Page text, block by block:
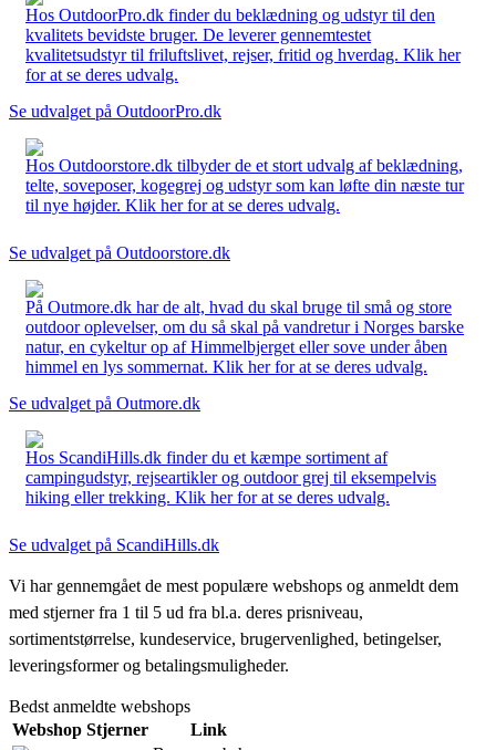
Hos OutdoorPro.dk finder du beklædning og udstyr til den
kvalitets bevidste bruger. De leverer gennemtestet
kvalitetsudstyr til friluftslivet, rejser, fritid og hverdag. Klik her
for at se deres udvalg.
Se udvalget på OutdoorPro.dk
Hos Outdoorstore.dk tilbyder de et stort udvalg af beklædning,
telte, soveposer, kogegrej og udstyr som kan løfte din næste tur
til nye højder. Klik her for at se deres udvalg.
Se udvalget på Outdoorstore.dk
På Outmore.dk har de alt, hvad du skal bruge til små og store
outdoor oplevelser, om du så skal på vandretur i Norges barske
natur, en cykeltur op af Himmelbjerget eller sove under åben
himmel en lys sommernat. Klik her for at se deres udvalg.
Se udvalget på Outmore.dk
Hos ScandiHills.dk finder du et kæmpe sortiment af
campingudstyr, rejseartikler og outdoor grej til eksempelvis
hiking eller trekking. Klik her for at se deres udvalg.
Se udvalget på ScandiHills.dk
Vi har gennemgået de mest populære webshops og anmeldt dem
med stjerner fra 1 til 5 ud fra bl.a. deres prisniveau,
sortimentstørrelse, kundeservice, brugervenlighed, betingelser,
leveringsformer og betalingsmuligheder.
Bedst anmeldte webshops
Webshop Stjerner
Link